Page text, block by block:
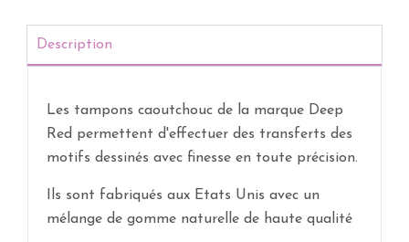
Description
Les tampons caoutchouc de la marque Deep
Red permettent d'effectuer des transferts des
motifs dessinés avec finesse en toute précision.
Ils sont fabriqués aux Etats Unis avec un
mélange de gomme naturelle de haute qualité